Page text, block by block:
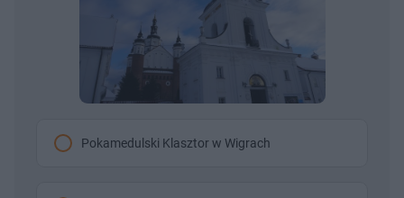
Pokamedulski Klasztor w Wigrach